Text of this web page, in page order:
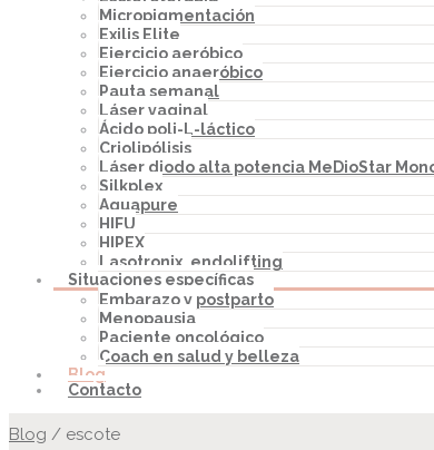
Micropigmentación
Exilis Elite
Ejercicio aeróbico
Ejercicio anaeróbico
Pauta semanal
Láser vaginal
Ácido poli-L-láctico
Criolipólisis
Láser diodo alta potencia MeDioStar
Silkplex
Aquapure
HIFU
HIPEX
Lasotronix, endolifting
Situaciones específicas
Embarazo y postparto
Menopausia
Paciente oncológico
Coach en salud y belleza
Blog
Contacto
Blog / escote